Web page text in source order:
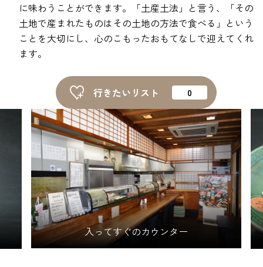
に味わうことができます。「土産土法」と言う、「その
土地で産まれたものはその土地の方法で食べる」という
ことを大切にし、心のこもったおもてなしで迎えてくれ
ます。
行きたいリスト
宿泊
アクセス
ピックアップ
はじめての高岡
地元ライター記事
お得で便利なサービス
観光ガイド
レンタサイクル